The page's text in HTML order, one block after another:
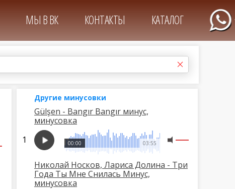
МЫ В ВК КОНТАКТЫ КАТАЛОГ
Другие минусовки
Gülşen - Bangır Bangır минус,
минусовка
03:55
00:00
Николай Носков, Лариса Долина - Три
Года Ты Мне Снилась Минус,
минусовка